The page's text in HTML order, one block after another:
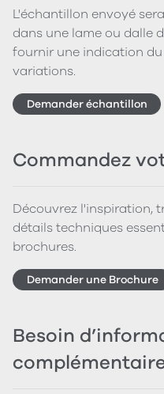
L'échantillon envoyé
dans une lame ou dalle
fournir une indication
variations.
Demander échantillon
Commandez
Découvrez l'inspiration,
détails techniques
brochures.
Demander une Brochure
Besoin